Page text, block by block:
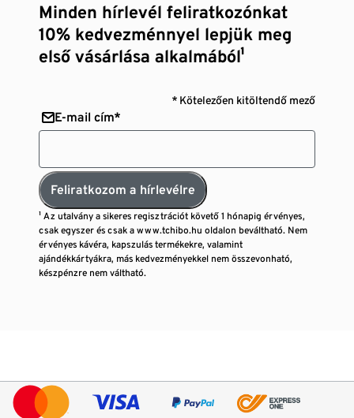
Minden hírlevél feliratkozónkat
10% kedvezménnyel lepjük meg
első vásárlása alkalmából¹
* Kötelezően kitöltendő mező
E-mail cím*
Feliratkozom a hírlevélre
¹ Az utalvány a sikeres regisztrációt követő 1 hónapig érvényes,
csak egyszer és csak a www.tchibo.hu oldalon beváltható. Nem
érvényes kávéra, kapszulás termékekre, valamint
ajándékkártyákra, más kedvezményekkel nem összevonható,
készpénzre nem váltható.